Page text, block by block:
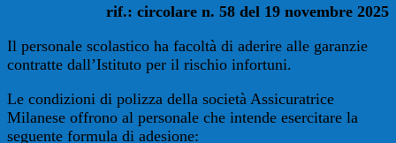
rif.: circolare n. 58 del 19 novembre 2025
Il personale scolastico ha facoltà di aderire alle garanzie
contratte dall’Istituto per il rischio infortuni.
Le condizioni di polizza della società Assicuratrice
Milanese offrono al personale che intende esercitare la
seguente formula di adesione: